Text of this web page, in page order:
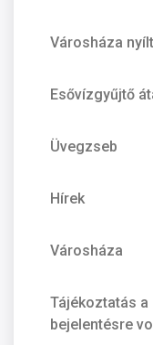
Városháza
Esővízgyűjtő
Üvegzseb
Hírek
Városháza
Tájékoztatás a
bejelentésre